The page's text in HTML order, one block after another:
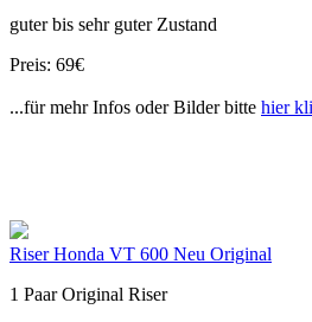
guter bis sehr guter Zustand
Preis: 69€
...für mehr Infos oder Bilder bitte hier
Riser Honda VT 600 Neu Original
1 Paar Original Riser